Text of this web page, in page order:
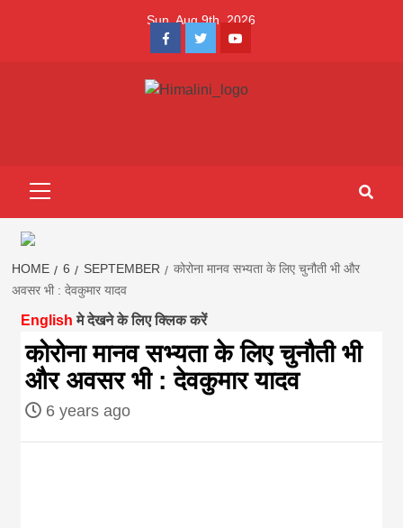
Sun. Aug 9th, 2026
FacebookTwitterYoutube
hindi
||madhesh
first hindi
magazine of
Nepal brings
HOME 6 SEPTEMBER
कोरोना मानव सभ्यता के लिए चुनौती भी और
अवसर भी : देवकुमार यादव
English मे देखने के लिए क्लिक करें
कोरोना मानव सभ्यता के लिए चुनौती भी
और अवसर भी : देवकुमार यादव
6 years ago